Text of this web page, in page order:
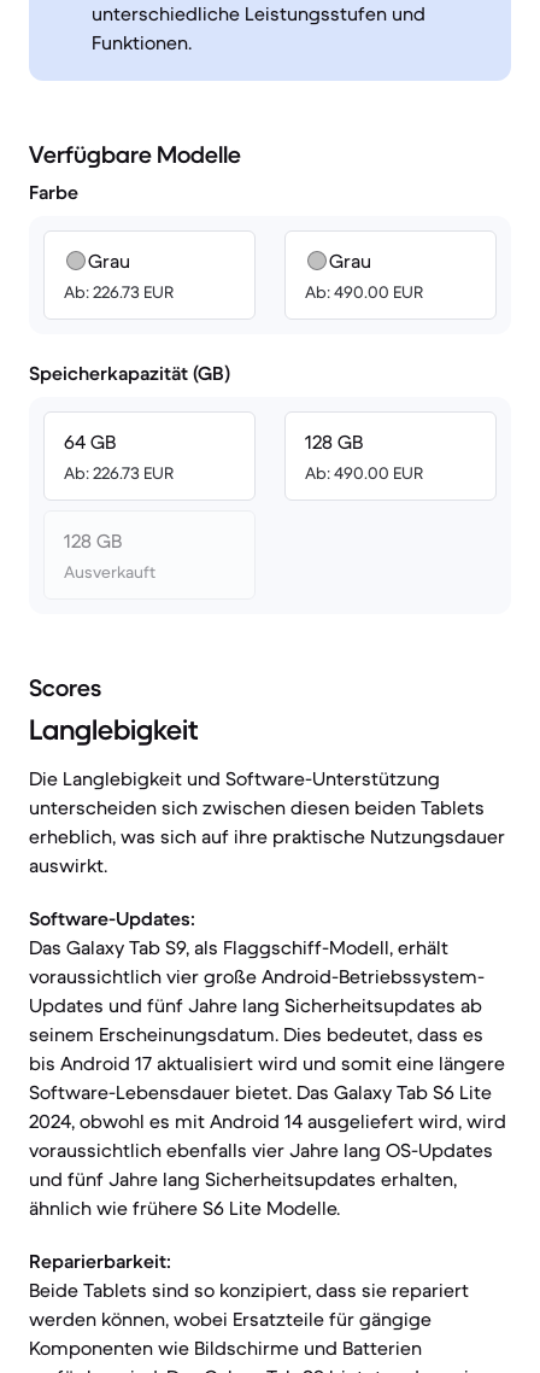
unterschiedliche Leistungsstufen und
Funktionen.
Verfügbare Modelle
Farbe
Grau
Ab: 226.73 EUR
Grau
Ab: 490.00 EUR
Speicherkapazität (GB)
64 GB
Ab: 226.73 EUR
128 GB
Ausverkauft
128 GB
Ab: 490.00 EUR
Scores
Langlebigkeit
Die Langlebigkeit und Software-Unterstützung
unterscheiden sich zwischen diesen beiden Tablets
erheblich, was sich auf ihre praktische Nutzungsdauer
auswirkt.
Software-Updates:
Das Galaxy Tab S9, als Flaggschiff-Modell, erhält
voraussichtlich vier große Android-Betriebssystem-
Updates und fünf Jahre lang Sicherheitsupdates ab
seinem Erscheinungsdatum. Dies bedeutet, dass es
bis Android 17 aktualisiert wird und somit eine längere
Software-Lebensdauer bietet. Das Galaxy Tab S6 Lite
2024, obwohl es mit Android 14 ausgeliefert wird, wird
voraussichtlich ebenfalls vier Jahre lang OS-Updates
und fünf Jahre lang Sicherheitsupdates erhalten,
ähnlich wie frühere S6 Lite Modelle.
Reparierbarkeit:
Beide Tablets sind so konzipiert, dass sie repariert
werden können, wobei Ersatzteile für gängige
Komponenten wie Bildschirme und Batterien